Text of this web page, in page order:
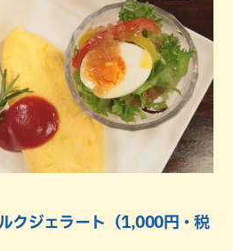
ジェラート（1,000円・税